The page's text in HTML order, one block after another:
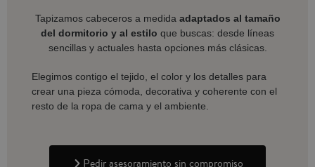
Tapizamos cabeceros a medida adaptados al tamaño
del dormitorio y al estilo que buscas: desde líneas
sencillas y actuales hasta opciones más clásicas.
Elegimos contigo el tejido, el color y los detalles para
crear una pieza cómoda, decorativa y coherente con el
resto de la ropa de cama y el ambiente.
Pedir asesoramiento sin compromiso